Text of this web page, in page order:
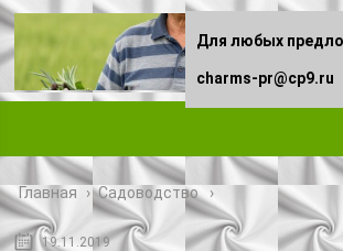
Главная › Садоводство
19.11.2019
Для любых
charms-pr@cp9.ru